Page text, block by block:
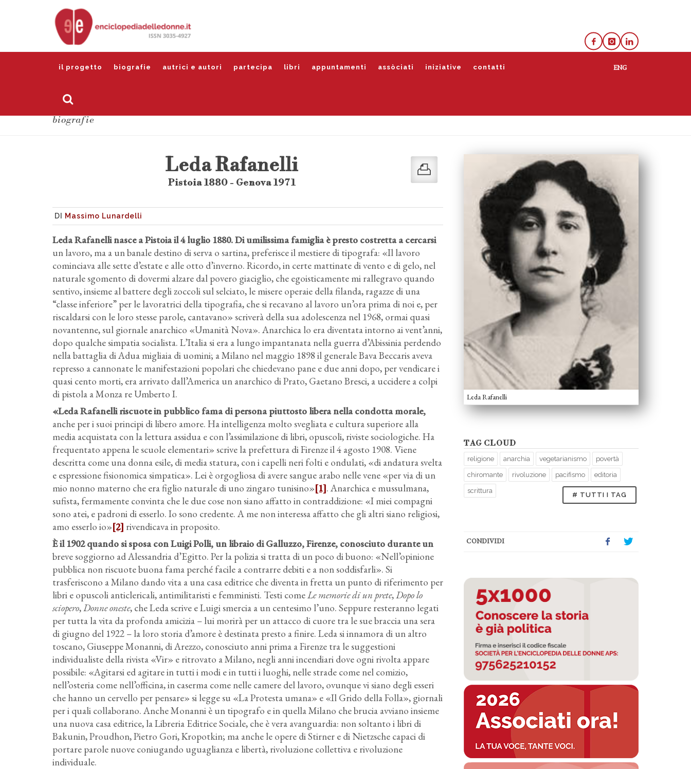
il progetto biografie autrici e autori partecipa libri appuntamenti assòciati iniziative contatti
biografie
Leda Rafanelli
TAG CLOUD
religione anarchia vegetarianismo povertà
chiromante rivoluzione pacifismo editoria
scrittura
# TUTTI I TAG
CONDIVIDI
Leda Rafanelli
Pistoia 1880 - Genova 1971
DI Massimo Lunardelli
Leda Rafanelli nasce a Pistoia il 4 luglio 1880. Di umilissima famiglia è presto costretta a cercarsi
un lavoro, ma a un banale destino di serva o sartina, preferisce il mestiere di tipografa: «Il lavoro
cominciava alle sette d’estate e alle otto d’inverno. Ricordo, in certe mattinate di vento e di gelo, nel
naturale sgomento di dovermi alzare dal povero giaciglio, che egoisticamente mi rallegravo quando
sentivo, insieme al battere degli zoccoli sul selciato, le misere operaie della filanda, ragazze di una
“classe inferiore” per le lavoratrici della tipografia, che si recavano al lavoro un’ora prima di noi e, per
riscaldarsi con le loro stesse parole, cantavano» scriverà della sua adolescenza nel 1968, ormai quasi
novantenne, sul giornale anarchico «Umanità Nova». Anarchica lo era diventata intorno ai vent’anni,
dopo qualche simpatia socialista. L’Italia si era a lungo impantanata nella guerra d’Abissinia perdendo
nella battaglia di Adua migliaia di uomini; a Milano nel maggio 1898 il generale Bava Beccaris aveva
represso a cannonate le manifestazioni popolari che chiedevano pane e due anni dopo, per vendicare i
quasi cento morti, era arrivato dall’America un anarchico di Prato, Gaetano Bresci, a uccidere a colpi
di pistola a Monza re Umberto I.
«Leda Rafanelli riscuote in pubblico fama di persona piuttosto libera nella condotta morale,
anche per i suoi principi di libero amore. Ha intelligenza molto svegliata e cultura superiore alla
media acquistata con la lettura assidua e con l’assimilazione di libri, opuscoli, riviste sociologiche. Ha
frequentato appena le scuole elementari» scrive la prefettura di Firenze il 4 agosto 1908. Viene
descritta come una donna esile, di media statura, con i capelli neri folti e ondulati, «di andatura svelta
e espressione fisionomica simpatica». Lei è orgogliosa di avere sangue arabo nelle vene «per via di un
mio nonno materno che era figlio naturale di uno zingaro tunisino»[1]. Anarchica e mussulmana,
sufista, fermamente convinta che le due cose non siano affatto in contraddizione: «I miei compagni
sono atei, e padroni di esserlo. Io sono credente. A me non interessa affatto che gli altri siano religiosi,
amo esserlo io»[2] rivendicava in proposito.
È il 1902 quando si sposa con Luigi Polli, un libraio di Galluzzo, Firenze, conosciuto durante un
breve soggiorno ad Alessandria d’Egitto. Per la polizia si tratta di un poco di buono: «Nell’opinione
pubblica non riscuote buona fama perché facile a contrarre debiti e a non soddisfarli». Si
trasferiscono a Milano dando vita a una casa editrice che diventa in fretta un punto di riferimento per
libri e opuscoli anticlericali, antimilitaristi e femministi. Testi comeLe memorie di un prete,Dopo lo
sciopero,Donne oneste, che Leda scrive e Luigi smercia a un centesimo l’uno. Seppure resteranno legati
per tutta la vita da profonda amicizia – lui morirà per un attacco di cuore tra le sue braccia una sera
di giugno del 1922 – la loro storia d’amore è destinata presto a finire. Leda si innamora di un altro
toscano, Giuseppe Monanni, di Arezzo, conosciuto anni prima a Firenze tra le suggestioni
individualiste della rivista «Vir» e ritrovato a Milano, negli anni incendiari dove ogni rivolta appare
possibile: «Agitarsi ed agitare in tutti i modi e in tutti i luoghi, nelle strade come nel comizio,
nell’osteria come nell’officina, in caserma come nelle camere del lavoro, ovunque vi siano degli esseri
che hanno un cervello per pensare» si legge su «La Protesta umana» e «Il Grido della Folla», giornali
per i quali collaborano. Anche Monanni è un tipografo e in quella Milano che brucia avviano insieme
una nuova casa editrice, la Libreria Editrice Sociale, che è vera avanguardia: non soltanto i libri di
Bakunin, Proudhon, Pietro Gori, Kropotkin; ma anche le opere di Stirner e di Nietzsche capaci di
portare parole nuove coniugando uguaglianza e libertà, rivoluzione collettiva e rivoluzione
individuale.